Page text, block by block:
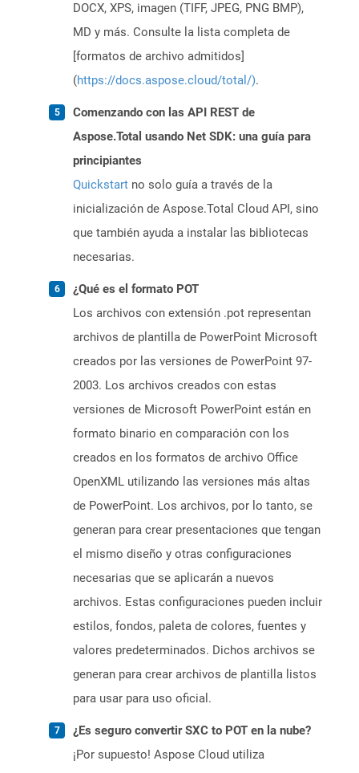
DOCX, XPS, imagen (TIFF, JPEG, PNG BMP),
MD y más. Consulte la lista completa de
[formatos de archivo admitidos]
(https://docs.aspose.cloud/total/).
Comenzando con las API REST de
Aspose.Total usando Net SDK: una guía para
principiantes
Quickstart no solo guía a través de la
inicialización de Aspose.Total Cloud API, sino
que también ayuda a instalar las bibliotecas
necesarias.
¿Qué es el formato POT
Los archivos con extensión .pot representan
archivos de plantilla de PowerPoint Microsoft
creados por las versiones de PowerPoint 97-
2003. Los archivos creados con estas
versiones de Microsoft PowerPoint están en
formato binario en comparación con los
creados en los formatos de archivo Office
OpenXML utilizando las versiones más altas
de PowerPoint. Los archivos, por lo tanto, se
generan para crear presentaciones que tengan
el mismo diseño y otras configuraciones
necesarias que se aplicarán a nuevos
archivos. Estas configuraciones pueden incluir
estilos, fondos, paleta de colores, fuentes y
valores predeterminados. Dichos archivos se
generan para crear archivos de plantilla listos
para usar para uso oficial.
¿Es seguro convertir SXC to POT en la nube?
¡Por supuesto! Aspose Cloud utiliza